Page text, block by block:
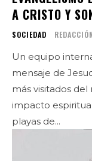
A CRISTO Y
SOCIEDAD REDACCIÓN
Un equipo
mensaje de
más visitados
impacto
playas de...